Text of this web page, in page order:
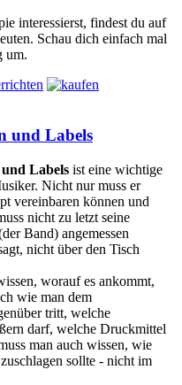
interessierst, findest du auf
Schau dich einfach mal
um.
und Labels
Labels ist eine wichtige
Nicht nur muss er
vereinbaren können und
nicht zu letzt seine
Band) angemessen
nicht über den Tisch
worauf es ankommt,
wie man dem
tritt, welche
darf, welche Druckmittel
man auch wissen, wie
sollte - nicht im